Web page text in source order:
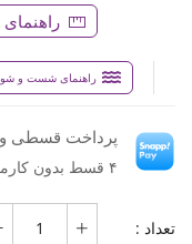
راهنمای
راهنمای شست و شو
پرداخت قسطی و
۴ قسط بدون کارمزد، ماهانه ۶۹۹٬۵۰۰ تومان
تعداد :